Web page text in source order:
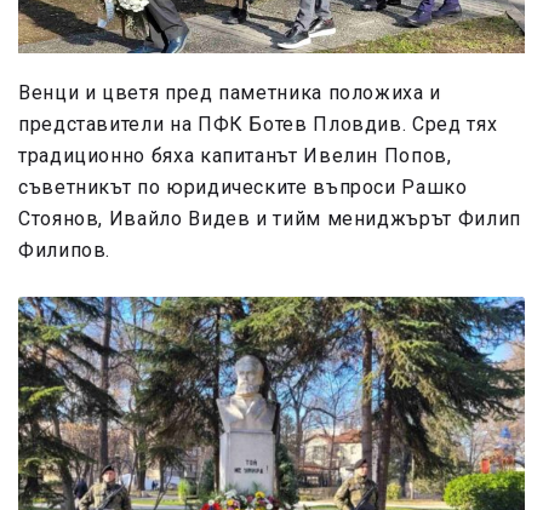
Венци и цветя пред паметника положиха и
представители на ПФК Ботев Пловдив. Сред тях
традиционно бяха капитанът Ивелин Попов,
съветникът по юридическите въпроси Рашко
Стоянов, Ивайло Видев и тийм мениджърът Филип
Филипов.